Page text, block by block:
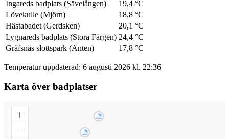
Ingareds badplats (Sävelången)
19,4 °C
Lövekulle (Mjörn)
18,8 °C
Hästabadet (Gerdsken)
20,1 °C
Lygnareds badplats (Stora Färgen) 24,4 °C
Gräfsnäs slottspark (Anten)
17,8 °C
Temperatur uppdaterad: 6 augusti 2026 kl. 22:36
Karta över badplatser